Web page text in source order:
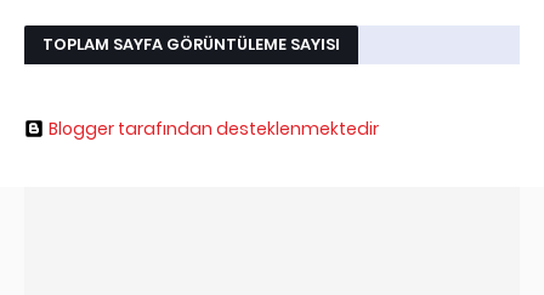
TOPLAM SAYFA GÖRÜNTÜLEME SAYISI
Blogger tarafından desteklenmektedir